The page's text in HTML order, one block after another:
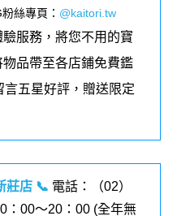
粉絲專頁 ： @kaitori.tw
服務，將您不用的寶
品帶至各店鋪免費鑑
言五星好評，贈送限定
莊店 📞 電話：（02）
：00～20：00 (全年無